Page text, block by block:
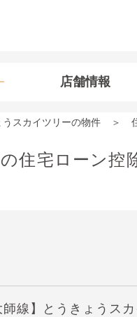
店舗情報
うスカイツリーの物件
住宅ローン控
線】とうきょうスカ